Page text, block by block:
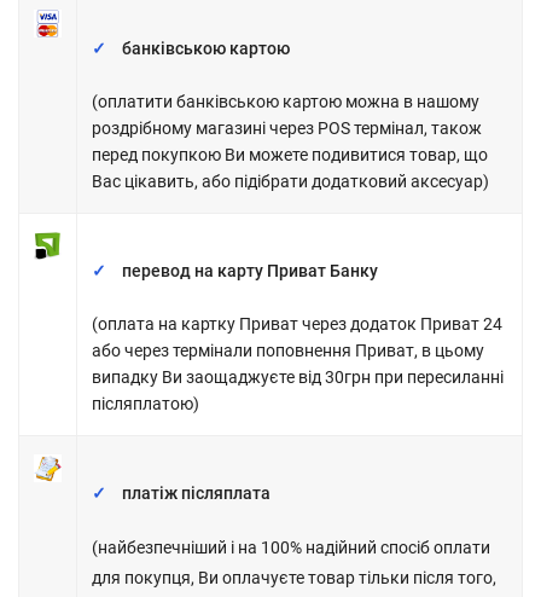
банківською картою
(оплатити банківською картою можна в нашому
роздрібному магазині через POS термінал, також
перед покупкою Ви можете подивитися товар, що
Вас цікавить, або підібрати додатковий аксесуар)
перевод на карту Приват Банку
(оплата на картку Приват через додаток Приват 24
або через термінали поповнення Приват, в цьому
випадку Ви заощаджуєте від 30грн при пересиланні
післяплатою)
платіж післяплата
(найбезпечніший і на 100% надійний спосіб оплати
для покупця, Ви оплачуєте товар тільки після того,